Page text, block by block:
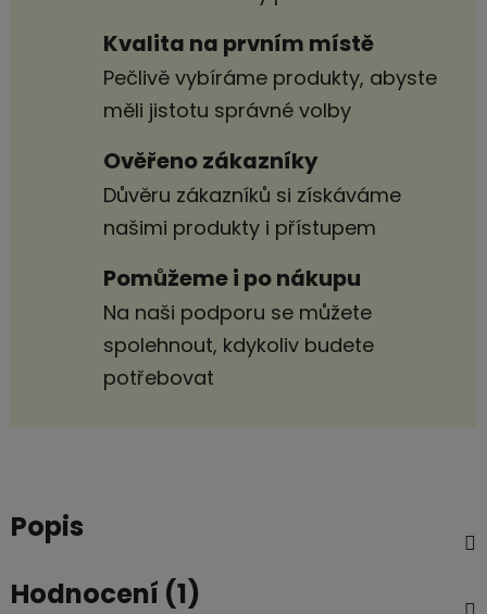
Kvalita na prvním místě
Pečlivě vybíráme produkty, abyste
měli jistotu správné volby
Ověřeno zákazníky
Důvěru zákazníků si získáváme
našimi produkty i přístupem
Pomůžeme i po nákupu
Na naši podporu se můžete
spolehnout, kdykoliv budete
potřebovat
Popis
Hodnocení (1)